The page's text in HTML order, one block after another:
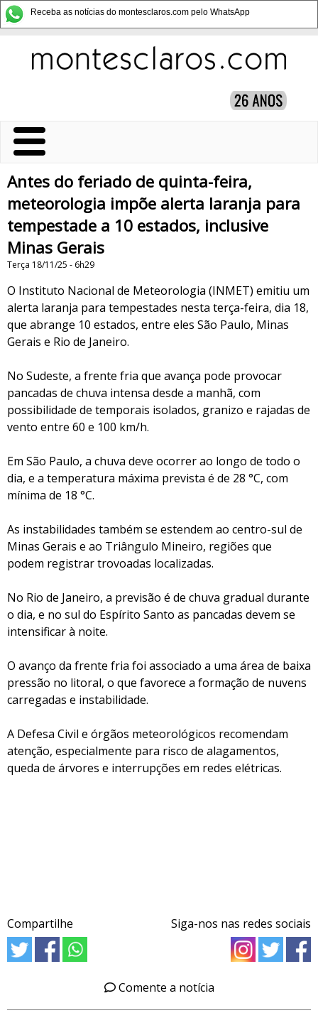
Receba as notícias do montesclaros.com pelo WhatsApp
Antes do feriado de quinta-feira,
meteorologia impõe alerta laranja para
tempestade a 10 estados, inclusive
Minas Gerais
Terça 18/11/25 - 6h29
O Instituto Nacional de Meteorologia (INMET) emitiu um
alerta laranja para tempestades nesta terça-feira, dia 18,
que abrange 10 estados, entre eles São Paulo, Minas
Gerais e Rio de Janeiro.
No Sudeste, a frente fria que avança pode provocar
pancadas de chuva intensa desde a manhã, com
possibilidade de temporais isolados, granizo e rajadas de
vento entre 60 e 100 km/h.
Em São Paulo, a chuva deve ocorrer ao longo de todo o
dia, e a temperatura máxima prevista é de 28 °C, com
mínima de 18 °C.
As instabilidades também se estendem ao centro-sul de
Minas Gerais e ao Triângulo Mineiro, regiões que
podem registrar trovoadas localizadas.
No Rio de Janeiro, a previsão é de chuva gradual durante
o dia, e no sul do Espírito Santo as pancadas devem se
intensificar à noite.
O avanço da frente fria foi associado a uma área de baixa
pressão no litoral, o que favorece a formação de nuvens
carregadas e instabilidade.
A Defesa Civil e órgãos meteorológicos recomendam
atenção, especialmente para risco de alagamentos,
queda de árvores e interrupções em redes elétricas.
Compartilhe Siga-nos nas redes sociais
Comente a notícia